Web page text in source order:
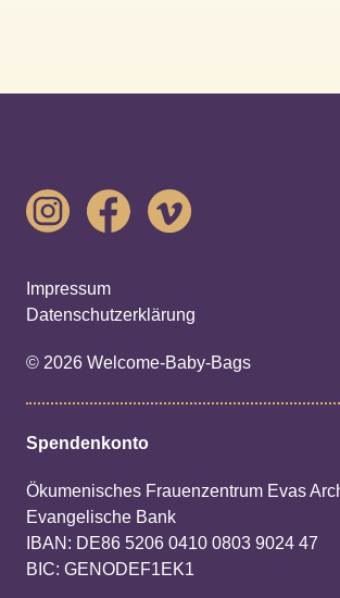
Impressum
Datenschutzerklärung
© 2026 Welcome-Baby-Bags
Spendenkonto
Ökumenisches Frauenzentrum Evas
Evangelische Bank
IBAN: DE86 5206 0410 0803 9024 47
BIC: GENODEF1EK1